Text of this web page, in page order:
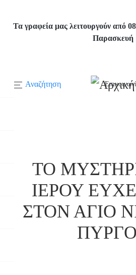
Τα γραφεία μας λειτουργούν από
Παρασκευή
Κεντρική
Αναζήτηση
ΤΟ
ΙΕΡΟΥ
ΣΤΟΝ ΑΓΙΟ